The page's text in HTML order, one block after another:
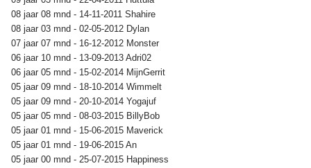
08 jaar 08 mnd - 14-11-2011 Shahire
08 jaar 03 mnd - 02-05-2012 Dylan
07 jaar 07 mnd - 16-12-2012 Monster
06 jaar 10 mnd - 13-09-2013 Adri02
06 jaar 05 mnd - 15-02-2014 MijnGerrit
05 jaar 09 mnd - 18-10-2014 Wimmelt
05 jaar 09 mnd - 20-10-2014 Yogajuf
05 jaar 05 mnd - 08-03-2015 BillyBob
05 jaar 01 mnd - 15-06-2015 Maverick
05 jaar 01 mnd - 19-06-2015 An
05 jaar 00 mnd - 25-07-2015 Happiness